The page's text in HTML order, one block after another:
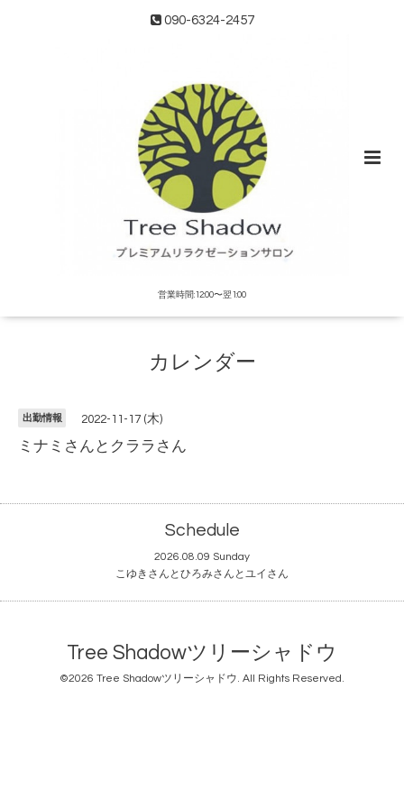
090-6324-2457
営業時間:12:00〜翌1:00
カレンダー
出勤情報 2022-11-17 (木)
ミナミさんとクララさん
Schedule
2026.08.09 Sunday
こゆきさんとひろみさんとユイさん
Tree Shadowツリーシャドウ
©2026 Tree Shadowツリーシャドウ. All Rights Reserved.